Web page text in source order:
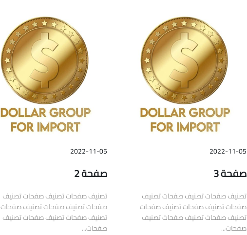
2022-11-05
صفحة 3
تصنيف صفحات تصنيف صفحات تصنيف
صفحات تصنيف صفحات تصنيف صفحات
تصنيف صفحات تصنيف صفحات تصنيف
صفحات...
2022-11-05
صفحة 2
تصنيف صفحات تصنيف صفحات تصنيف
صفحات تصنيف صفحات تصنيف صفحات
تصنيف صفحات تصنيف صفحات تصنيف
صفحات...